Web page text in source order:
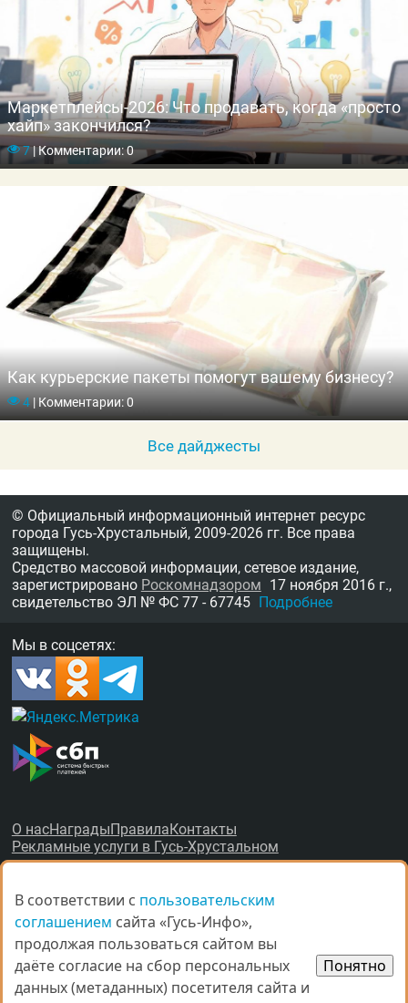
Маркетплейсы-2026: Что продавать, когда «просто
хайп» закончился?
7|Комментарии: 0
Как курьерские пакеты помогут вашему бизнесу?
4 |Комментарии: 0
Все дайджесты
© Официальный информационный интернет ресурс
города Гусь-Хрустальный, 2009-2026 гг. Все права
защищены.
Средство массовой информации, сетевое издание,
зарегистрировано Роскомнадзором 17 ноября 2016 г.,
свидетельство ЭЛ № ФС 77 - 67745 Подробнее
Мы в соцсетях:
О насНаградыПравилаКонтакты
Рекламные услуги в Гусь-Хрустальном
© Все права защищены.
При копировании материалов ссыл­ка наgus-info.ru
В соответствии с пользовательским
соглашением сайта «Гусь-Инфо»,
продолжая пользоваться сайтом вы
даёте согласие на сбор персональных
данных (метаданных) посетителя сайта и
Понятно
В соответствии с пользовательским
соглашением сайта «Гусь-Инфо»,
продолжая пользоваться сайтом вы
даёте согласие на сбор персональных
данных (метаданных) посетителя сайта и
Понятно